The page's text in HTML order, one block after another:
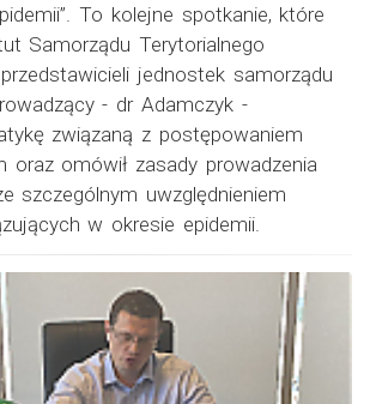
To kolejne spotkanie, które
Samorządu Terytorialnego
jednostek samorządu
- dr Adamczyk -
związaną z postępowaniem
oraz omówił zasady prowadzenia
szczególnym uwzględnieniem
w okresie epidemii.